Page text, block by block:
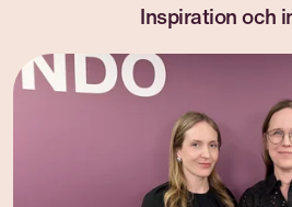
Inspiration och